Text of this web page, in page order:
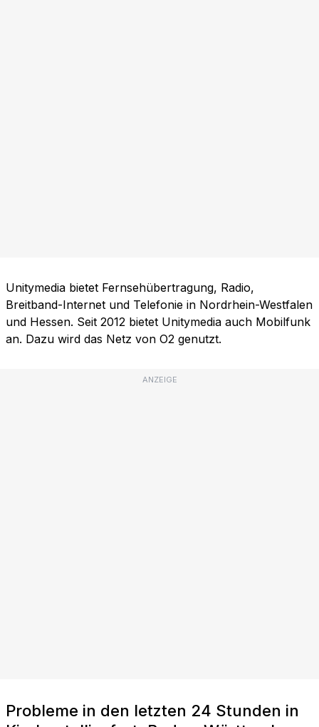
Unitymedia bietet Fernsehübertragung, Radio,
Breitband-Internet und Telefonie in Nordrhein-Westfalen
und Hessen. Seit 2012 bietet Unitymedia auch Mobilfunk
an. Dazu wird das Netz von O2 genutzt.
ANZEIGE
Probleme in den letzten 24 Stunden in